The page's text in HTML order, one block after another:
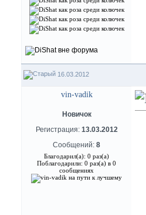
16.03.2012
vin-vadik
Новичок
Регистрация: 13.03.2012
Сообщений: 8
Благодарил(а): 0 раз(а)
Поблагодарили: 0 раз(а) в 0
сообщениях